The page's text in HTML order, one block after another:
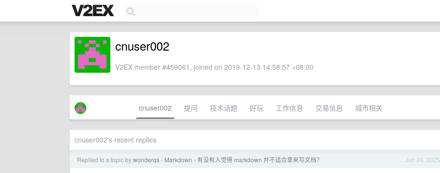
cnuser002
V2EX member #459061, joined on 2019-12-13 14:58:57 +08:00
cnuser002 提问 技术话题 好玩 工作信息 交易信息 城市相关
cnuser002's recent replies
Jun 24, 2025
Replied to a topic bywonderqs › Markdown › 有没有人觉得 markdown 并不适合拿来写文档？